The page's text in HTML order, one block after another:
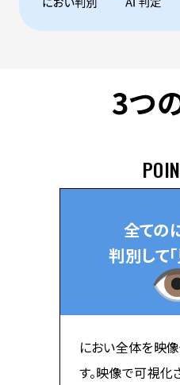
3つ
全ての
判別して
におい全体を映
す。映像で可視化